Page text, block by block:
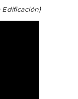
Edificación)